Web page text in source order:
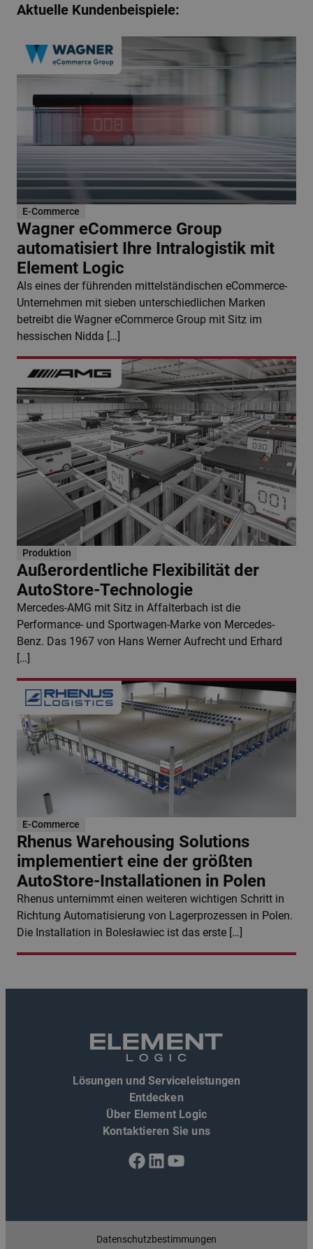
Aktuelle Kundenbeispiele:
E-Commerce
Wagner eCommerce Group
automatisiert Ihre Intralogistik mit
Element Logic
Als eines der führenden mittelständischen eCommerce-
Unternehmen mit sieben unterschiedlichen Marken
betreibt die Wagner eCommerce Group mit Sitz im
hessischen Nidda […]
Produktion
Außerordentliche Flexibilität der
AutoStore-Technologie
Mercedes-AMG mit Sitz in Affalterbach ist die
Performance- und Sportwagen-Marke von Mercedes-
Benz. Das 1967 von Hans Werner Aufrecht und Erhard
[…]
E-Commerce
Rhenus Warehousing Solutions
implementiert eine der größten
AutoStore-Installationen in Polen
Rhenus unternimmt einen weiteren wichtigen Schritt in
Richtung Automatisierung von Lagerprozessen in Polen.
Die Installation in Bolesławiec ist das erste […]
Lösungen und Serviceleistungen
Entdecken
Über Element Logic
Kontaktieren Sie uns
Facebook
LinkedIn
YouTube
Datenschutzbestimmungen